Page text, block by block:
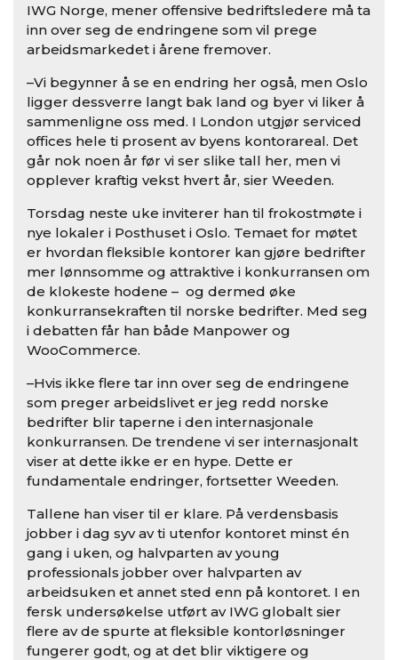
IWG Norge, mener offensive bedriftsledere må ta
inn over seg de endringene som vil prege
arbeidsmarkedet i årene fremover.
–Vi begynner å se en endring her også, men Oslo
ligger dessverre langt bak land og byer vi liker å
sammenligne oss med. I London utgjør serviced
offices hele ti prosent av byens kontorareal. Det
går nok noen år før vi ser slike tall her, men vi
opplever kraftig vekst hvert år, sier Weeden.
Torsdag neste uke inviterer han til frokostmøte i
nye lokaler i Posthuset i Oslo. Temaet for møtet
er hvordan fleksible kontorer kan gjøre bedrifter
mer lønnsomme og attraktive i konkurransen om
de klokeste hodene – og dermed øke
konkurransekraften til norske bedrifter. Med seg
i debatten får han både Manpower og
WooCommerce.
–Hvis ikke flere tar inn over seg de endringene
som preger arbeidslivet er jeg redd norske
bedrifter blir taperne i den internasjonale
konkurransen. De trendene vi ser internasjonalt
viser at dette ikke er en hype. Dette er
fundamentale endringer, fortsetter Weeden.
Tallene han viser til er klare. På verdensbasis
jobber i dag syv av ti utenfor kontoret minst én
gang i uken, og halvparten av young
professionals jobber over halvparten av
arbeidsuken et annet sted enn på kontoret. I en
fersk undersøkelse utført av IWG globalt sier
flere av de spurte at fleksible kontorløsninger
fungerer godt, og at det blir viktigere og